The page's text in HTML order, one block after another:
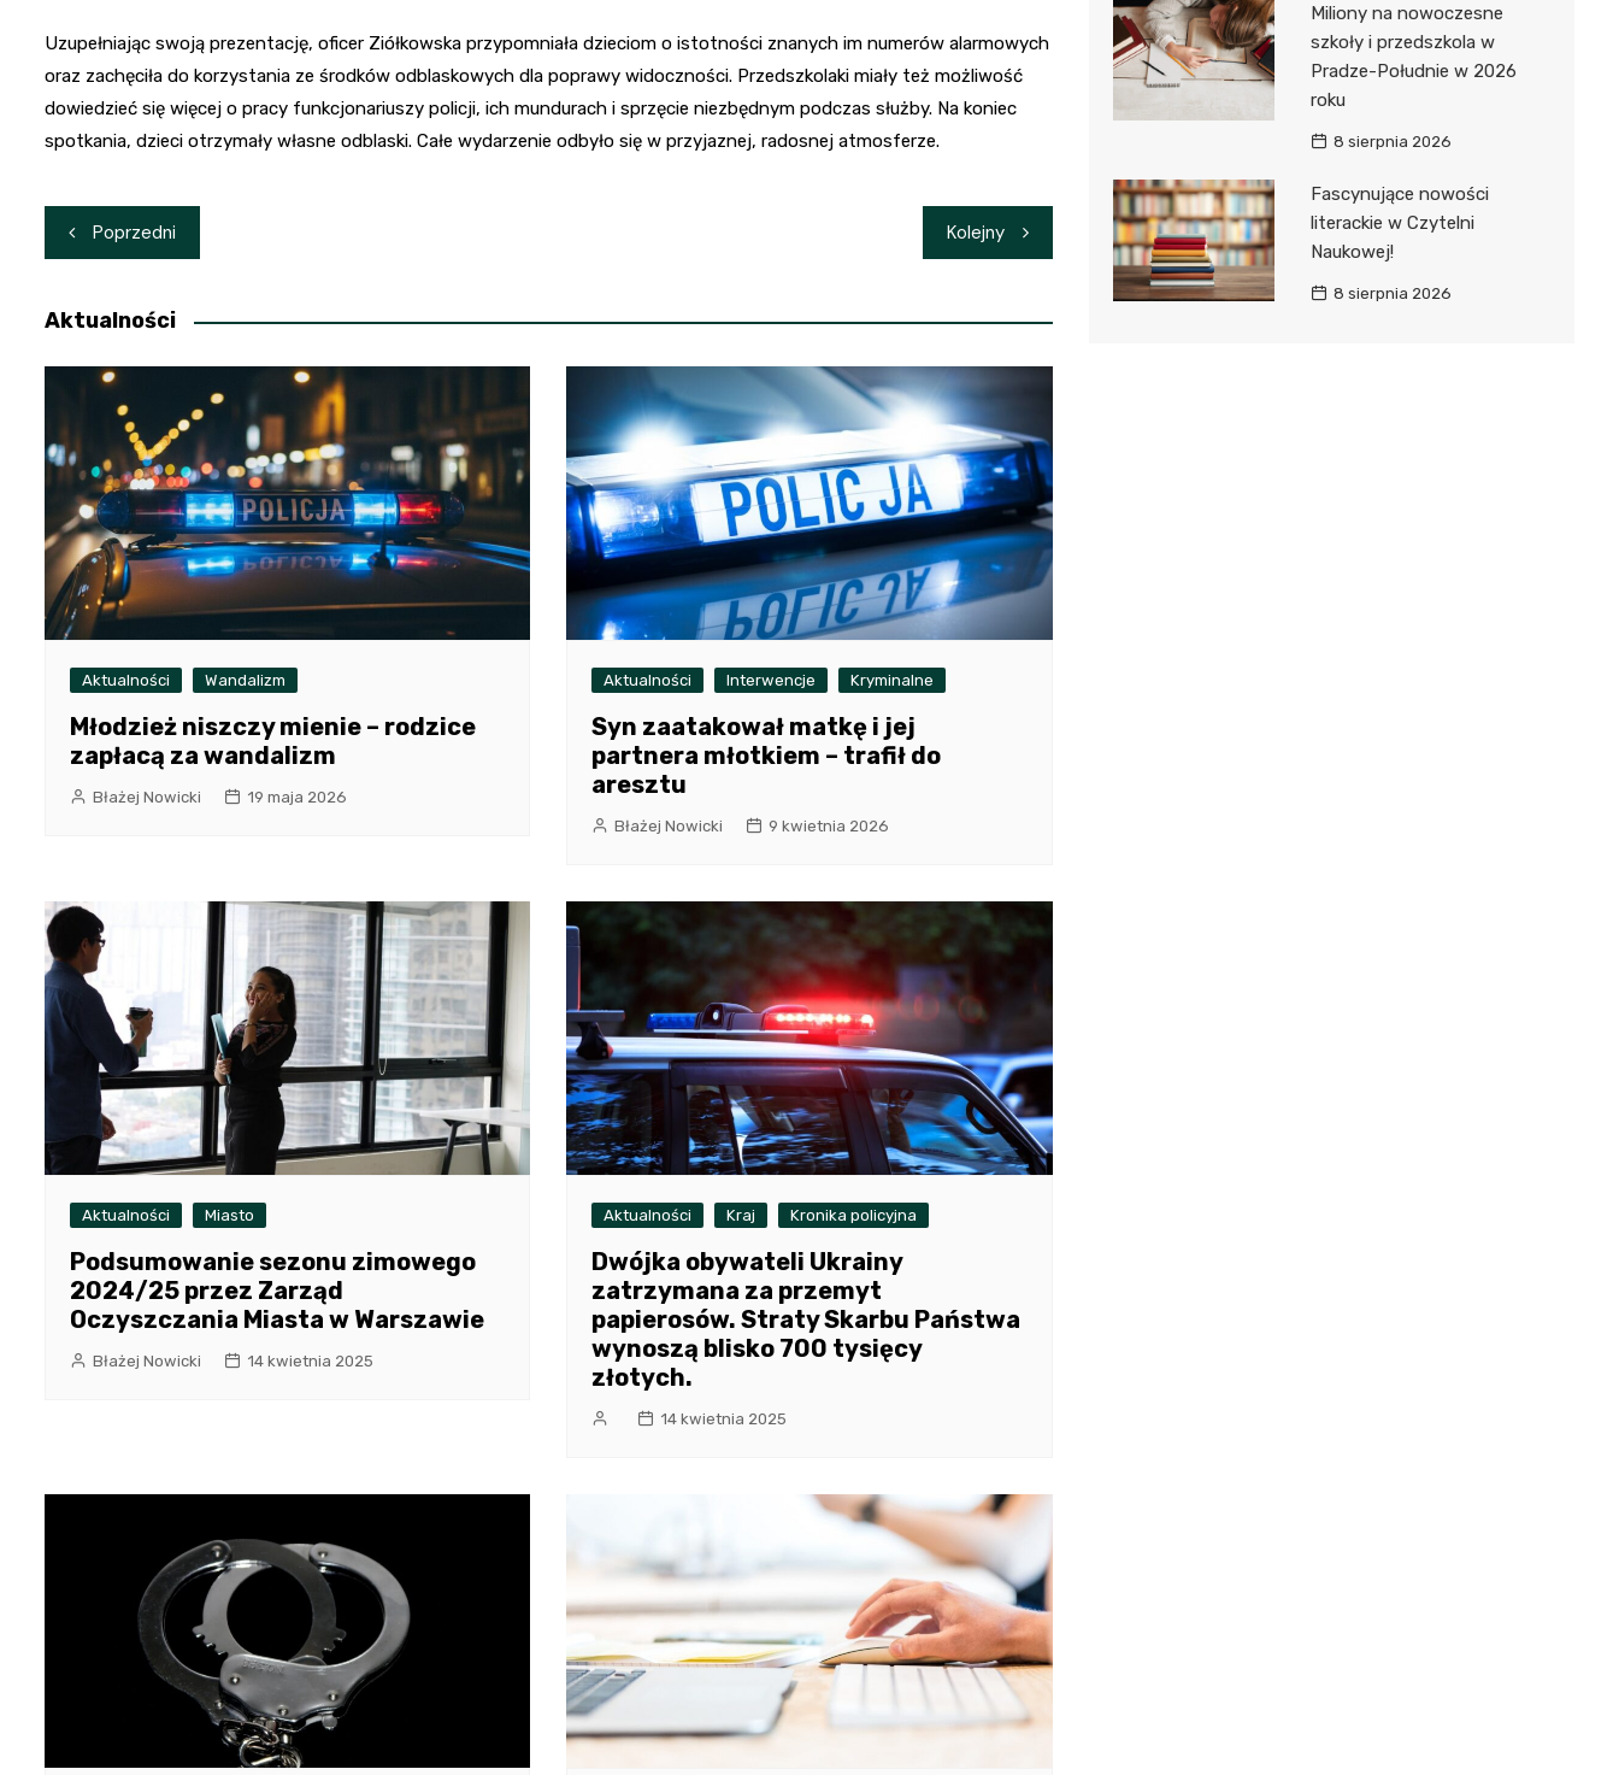
Uzupełniając swoją prezentację, oficer Ziółkowska przypomniała dzieciom o istotności znanych im numerów alarmowych
oraz zachęciła do korzystania ze środków odblaskowych dla poprawy widoczności. Przedszkolaki miały też możliwość
dowiedzieć się więcej o pracy funkcjonariuszy policji, ich mundurach i sprzęcie niezbędnym podczas służby. Na koniec
spotkania, dzieci otrzymały własne odblaski. Całe wydarzenie odbyło się w przyjaznej, radosnej atmosferze.
Nawigacja
wpisu
Poprzedni Kolejny
Aktualności
Aktualności Wandalizm
Młodzież niszczy mienie – rodzice
zapłacą za wandalizm
Błażej Nowicki 19 maja 2026
Aktualności Interwencje Kryminalne
Syn zaatakował matkę i jej
partnera młotkiem – trafił do
aresztu
Błażej Nowicki 9 kwietnia 2026
Aktualności Miasto
Podsumowanie sezonu zimowego
2024/25 przez Zarząd
Oczyszczania Miasta w Warszawie
Błażej Nowicki 14 kwietnia 2025
Aktualności Kraj Kronika policyjna
Dwójka obywateli Ukrainy
zatrzymana za przemyt
papierosów. Straty Skarbu Państwa
wynoszą blisko 700 tysięcy
złotych.
14 kwietnia 2025
Miliony na nowoczesne
szkoły i przedszkola w
Pradze-Południe w 2026
roku
8 sierpnia 2026
Fascynujące nowości
literackie w Czytelni
Naukowej!
8 sierpnia 2026